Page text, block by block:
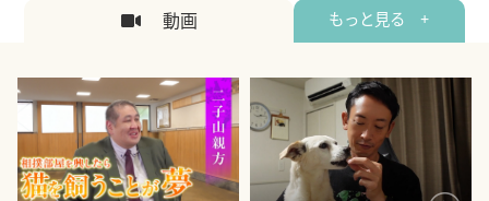
動画 もっと見る +